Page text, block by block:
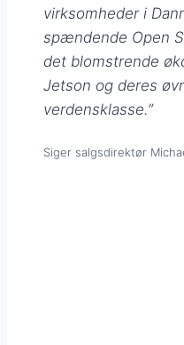
virksomheder i
spændende Open
det blomstrende
Jetson og deres
verdensklasse.”
Siger salgsdirektør